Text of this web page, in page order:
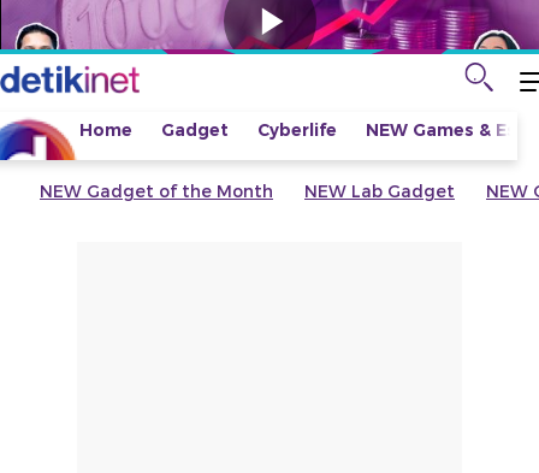
Home Gadget Cyberlife NEW Games &
NEW Gadget of the Month NEW Lab Gadget NEW